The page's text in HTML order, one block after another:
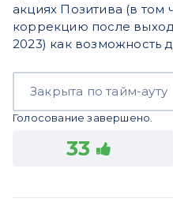
акциях Позитива (в
коррекцию после
2023) как возможность
Закрыта по тайм-ауту
Голосование завершено.
33